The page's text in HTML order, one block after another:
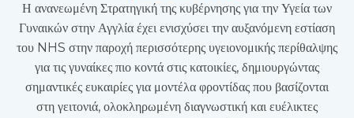
Η ανανεωμένη Στρατηγική της κυβέρνησης για την Υγεία των
Γυναικών στην Αγγλία έχει ενισχύσει την αυξανόμενη εστίαση
του NHS στην παροχή περισσότερης υγειονομικής περίθαλψης
για τις γυναίκες πιο κοντά στις κατοικίες, δημιουργώντας
σημαντικές ευκαιρίες για μοντέλα φροντίδας που βασίζονται
στη γειτονιά, ολοκληρωμένη διαγνωστική και ευέλικτες